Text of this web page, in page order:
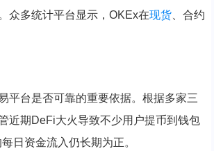
众多统计平台显示，OKEx在现货、合约
平台是否可靠的重要依据。根据多家三
近期DeFi大火导致不少用户提币到钱包
日资金流入仍长期为正。